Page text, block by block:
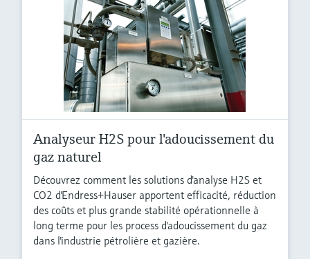
Analyseur H2S pour l'adoucissement du
gaz naturel
Découvrez comment les solutions d'analyse H2S et
CO2 d'Endress+Hauser apportent efficacité, réduction
des coûts et plus grande stabilité opérationnelle à
long terme pour les process d'adoucissement du gaz
dans l'industrie pétrolière et gazière.